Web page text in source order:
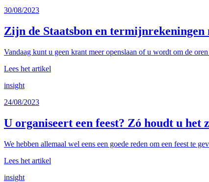
30/08/2023
Zijn de Staatsbon en termijnrekeningen
Vandaag kunt u geen krant meer openslaan of u wordt om de
Lees het artikel
insight
24/08/2023
U organiseert een feest? Zó houdt u het
We hebben allemaal wel eens een goede reden om een feest te
Lees het artikel
insight